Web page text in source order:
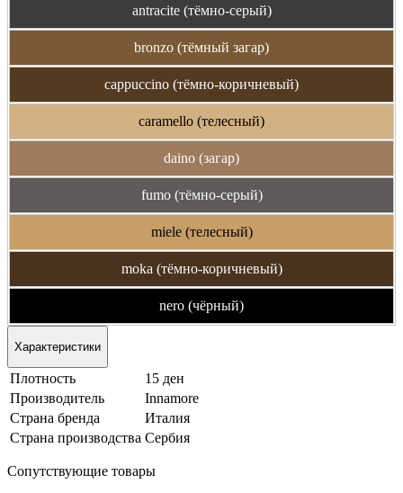
antracite (тёмно-серый)
bronzo (тёмный загар)
cappuccino (тёмно-коричневый)
caramello (телесный)
daino (загар)
fumo (тёмно-серый)
miele (телесный)
moka (тёмно-коричневый)
nero (чёрный)
Характеристики
Плотность
15 ден
Производитель
Innamore
Страна бренда
Италия
Страна производства Сербия
Сопутствующие товары